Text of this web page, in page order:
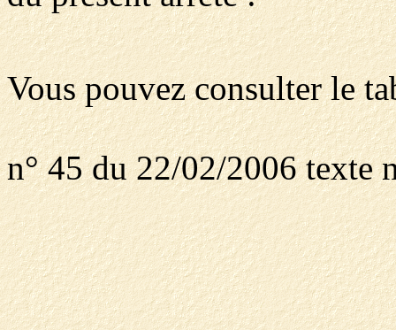
Vous pouvez consulter le
n° 45 du 22/02/2006 texte